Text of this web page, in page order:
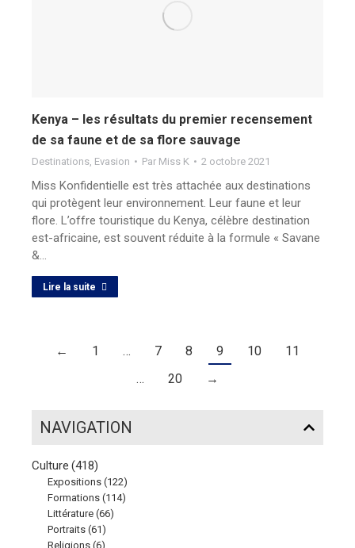
Kenya – les résultats du premier recensement
de sa faune et de sa flore sauvage
Destinations, Evasion Par Miss K 2 octobre 2021
Miss Konfidentielle est très attachée aux destinations
qui protègent leur environnement. Leur faune et leur
flore. L’offre touristique du Kenya, célèbre destination
est-africaine, est souvent réduite à la formule « Savane
&…
Lire la suite
← 1 … 7 8 9 10
11
…
20 →
NAVIGATION
Culture (418)
Expositions (122)
Formations (114)
Littérature (66)
Portraits (61)
Religions (6)